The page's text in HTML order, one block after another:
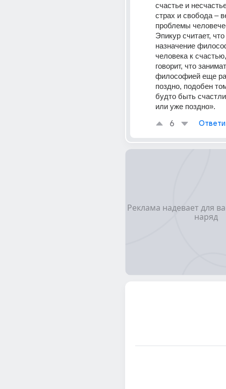
счастье и
страх и свобода –
проблемы
Эпикур считает,
назначение
человека к
говорит, что
философией еще
поздно, подобен
будто быть
или уже поздно».
6